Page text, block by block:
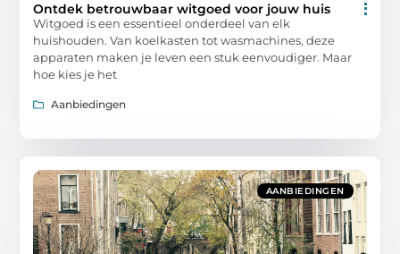
Ontdek betrouwbaar witgoed voor jouw huis
Witgoed is een essentieel onderdeel van elk
huishouden. Van koelkasten tot wasmachines, deze
apparaten maken je leven een stuk eenvoudiger. Maar
hoe kies je het
Aanbiedingen
AANBIEDINGEN